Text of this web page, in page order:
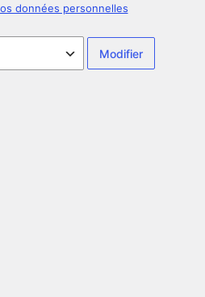
données personnelles